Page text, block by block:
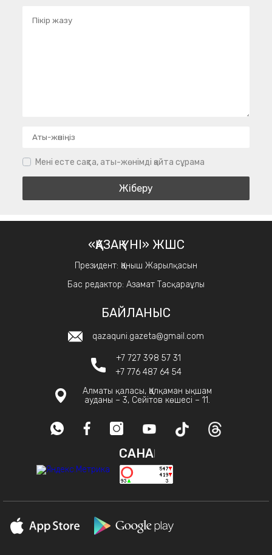
Мені есте сақта, аты-жөнімді қайта сұрама
«ҚАЗАҚ ҮНІ» ЖШС
Президент: Қаныш Жарылқасын
Бас редактор: Азамат Тасқараұлы
БАЙЛАНЫС
qazaquni.gazeta@gmail.com
+7 727 398 57 31
+7 776 487 64 54
Алматы қаласы, Қалқаман ықшам
ауданы – 3, Сейітов көшесі – 11.
САНАҚ